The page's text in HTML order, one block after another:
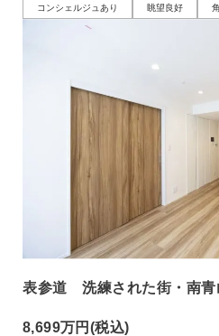
コンシェルジュあり 眺望良好
表参道 洗練された街・南青
8,699万円 (税込)